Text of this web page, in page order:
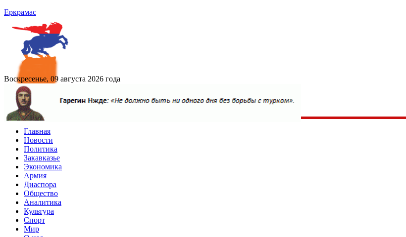
Еркрамас
Воскресенье, 09 августа 2026 года
Главная
Новости
Политика
Закавказье
Экономика
Армия
Диаспора
Общество
Аналитика
Культура
Спорт
Мир